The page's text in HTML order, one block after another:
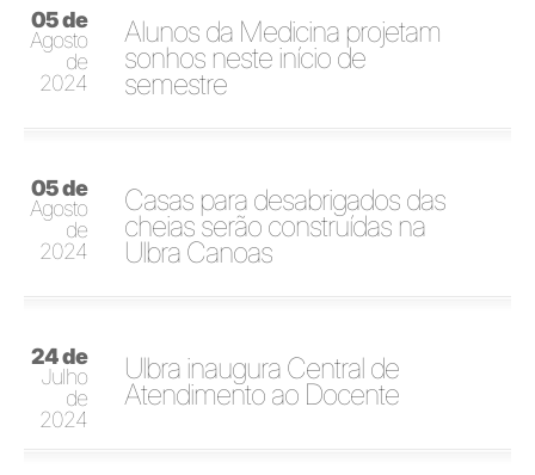
05 de
Agosto
de
2024
Alunos da Medicina projetam
sonhos neste início de
semestre
05 de
Agosto
de
2024
Casas para desabrigados das
cheias serão construídas na
Ulbra Canoas
24 de
Julho
de
2024
Ulbra inaugura Central de
Atendimento ao Docente